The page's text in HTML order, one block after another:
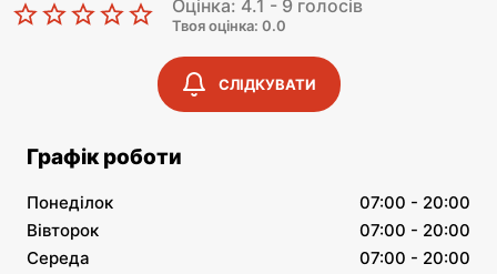
Оцінка: 4.1 - 9 голосів
Твоя оцінка: 0.0
СЛІДКУВАТИ
Графік роботи
Понеділок
07:00 - 20:00
Вівторок
07:00 - 20:00
Середа
07:00 - 20:00